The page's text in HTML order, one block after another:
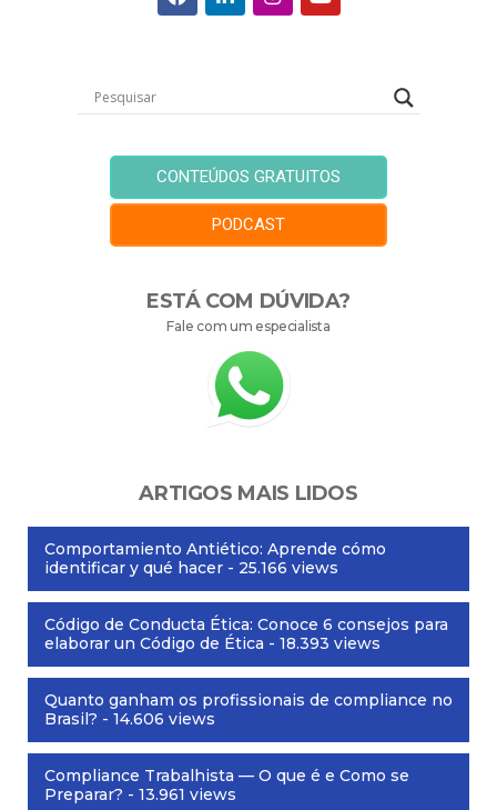
CONTEÚDOS GRATUITOS
PODCAST
ESTÁ COM DÚVIDA?
Fale com um especialista
ARTIGOS MAIS LIDOS
Comportamiento Antiético: Aprende cómo
identificar y qué hacer - 25.166 views
Código de Conducta Ética: Conoce 6 consejos para
elaborar un Código de Ética - 18.393 views
Quanto ganham os profissionais de compliance no
Brasil? - 14.606 views
Compliance Trabalhista — O que é e Como se
Preparar? - 13.961 views